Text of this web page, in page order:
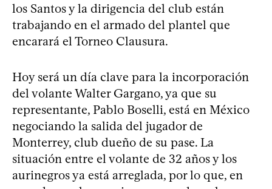
los Santos y la dirigencia del club están
trabajando en el armado del plantel que
encarará el Torneo Clausura.
Hoy será un día clave para la incorporación
del volante Walter Gargano, ya que su
representante, Pablo Boselli, está en México
negociando la salida del jugador de
Monterrey, club dueño de su pase. La
situación entre el volante de 32 años y los
aurinegros ya está arreglada, por lo que, en